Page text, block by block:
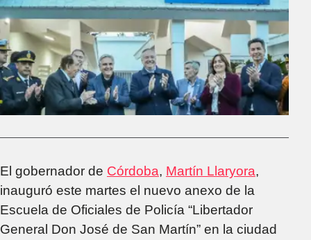
El gobernador de Córdoba, Martín Llaryora,
inauguró este martes el nuevo anexo de la
Escuela de Oficiales de Policía “Libertador
General Don José de San Martín” en la ciudad